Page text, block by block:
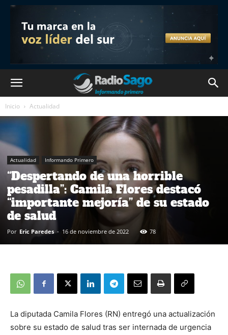
Inicio Actualidad
Actualidad Informando Primero
“Despertando de una horrible
pesadilla”: Camila Flores destacó
“importante mejoría” de su estado
de salud
Por Eric Paredes - 16 de noviembre de 2022 78
La diputada Camila Flores (RN) entregó una actualización
sobre su estado de salud tras ser internada de urgencia